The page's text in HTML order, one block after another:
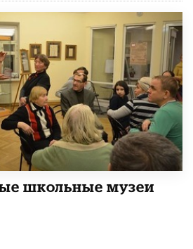
школьные музеи